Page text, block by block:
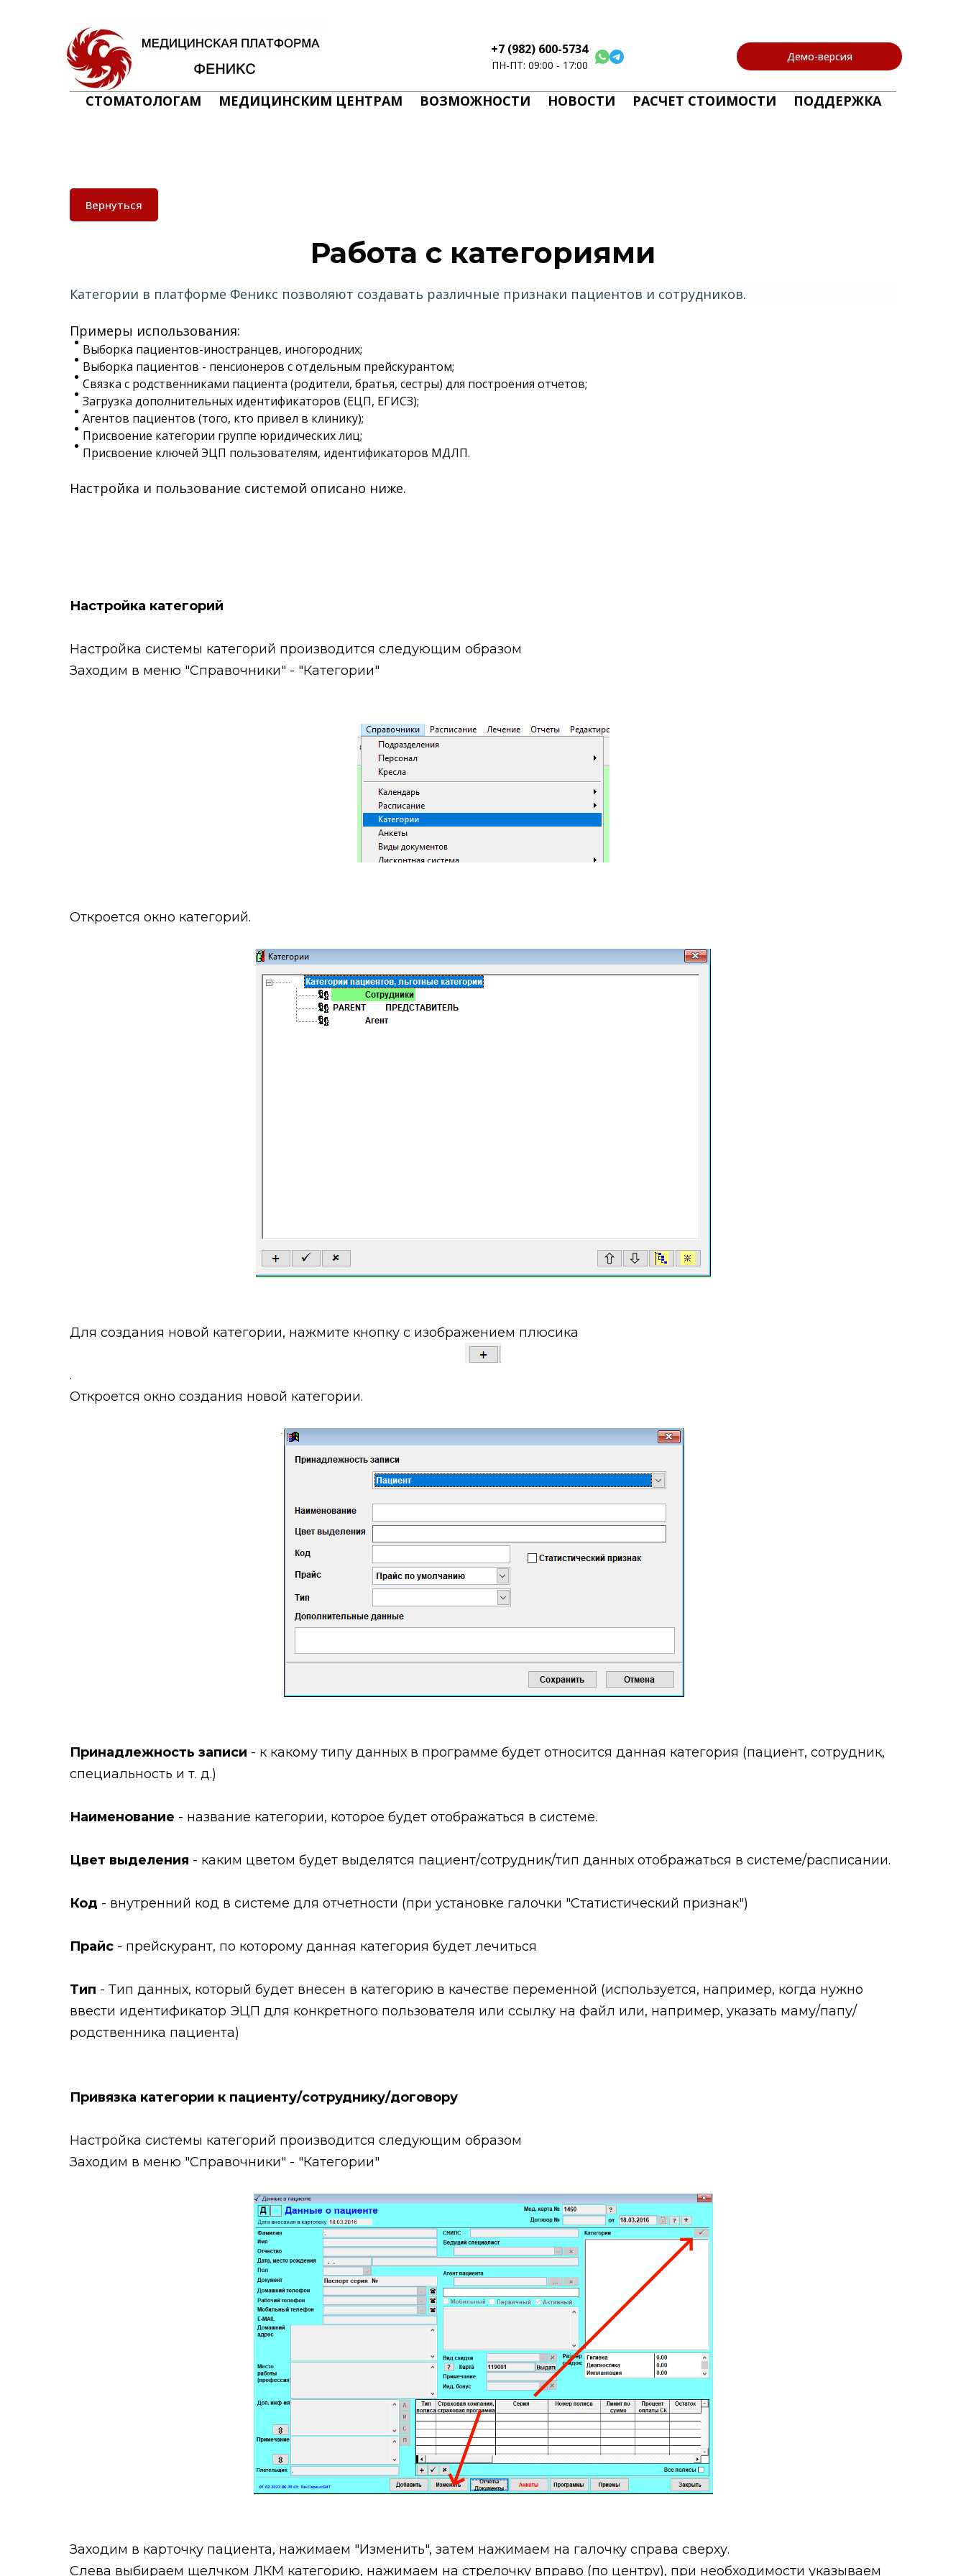
+7 (982) 600-5734
ПН-ПТ: 09:00 - 17:00
Демо-версия
СТОМАТОЛОГАМ МЕДИЦИНСКИМ ЦЕНТРАМ ВОЗМОЖНОСТИ НОВОСТИ РАСЧЕТ СТОИМОСТИ ПОДДЕРЖКА
Вернуться
Работа с категориями
Категории в платформе Феникс позволяют создавать различные признаки пациентов и сотрудников.
Примеры использования:
Выборка пациентов-иностранцев, иногородних;
Выборка пациентов - пенсионеров с отдельным прейскурантом;
Связка с родственниками пациента (родители, братья, сестры) для построения отчетов;
Загрузка дополнительных идентификаторов (ЕЦП, ЕГИСЗ);
Агентов пациентов (того, кто привел в клинику);
Присвоение категории группе юридических лиц;
Присвоение ключей ЭЦП пользователям, идентификаторов МДЛП.
Настройка и пользование системой описано ниже.
Настройка категорий
Настройка системы категорий производится следующим образом
Заходим в меню "Справочники" - "Категории"
Откроется окно категорий.
Для создания новой категории, нажмите кнопку с изображением плюсика
.
Откроется окно создания новой категории.
Принадлежность записи - к какому типу данных в программе будет относится данная категория (пациент, сотрудник,
специальность и т. д.)
Наименование - название категории, которое будет отображаться в системе.
Цвет выделения - каким цветом будет выделятся пациент/сотрудник/тип данных отображаться в системе/расписании.
Код - внутренний код в системе для отчетности (при установке галочки "Статистический признак")
Прайс - прейскурант, по которому данная категория будет лечиться
Тип - Тип данных, который будет внесен в категорию в качестве переменной (используется, например, когда нужно
ввести идентификатор ЭЦП для конкретного пользователя или ссылку на файл или, например, указать маму/папу/
родственника пациента)
Привязка категории к пациенту/сотруднику/договору
Настройка системы категорий производится следующим образом
Заходим в меню "Справочники" - "Категории"
Заходим в карточку пациента, нажимаем "Изменить", затем нажимаем на галочку справа сверху.
Слева выбираем щелчком ЛКМ категорию, нажимаем на стрелочку вправо (по центру), при необходимости указываем